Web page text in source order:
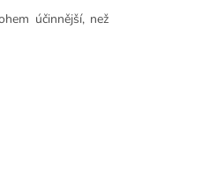
účinnější, než